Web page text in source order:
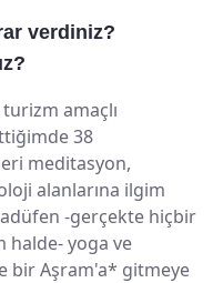
verdiniz?
amaçlı
38
meditasyon,
alanlarına ilgim
-gerçekte hiçbir
halde- yoga ve
bir Aşram'a* gitmeye